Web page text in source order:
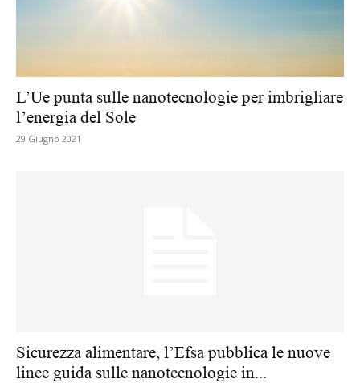
L’Ue punta sulle nanotecnologie per imbrigliare
l’energia del Sole
29 Giugno 2021
Sicurezza alimentare, l’Efsa pubblica le nuove
linee guida sulle nanotecnologie in...